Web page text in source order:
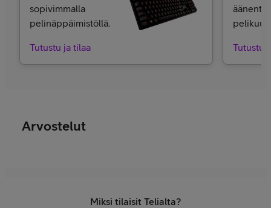
sopivimmalla
pelinäppäimistöllä.
Tutustu ja tilaa Tutustu
Arvostelut
Miksi tilaisit Telialta?